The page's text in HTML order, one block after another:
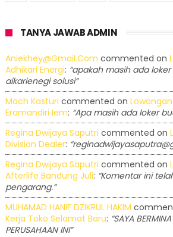
TANYA JAWAB ADMIN
Aniekhey@gmail.com commented on
Adhikari Energi: “apakah masih ada
aikarienegi solusi”
Moch Kasturi commented on
Eramandiri Iem: “Apa masih ada loker
Regina Dwijaya Saputri commented on
Division Dealer:
Regina Dwijaya Saputri commented on
Afterlife Bandung Juli: “Komentar ini
pengarang.”
MUHAMAD HANIF DZIKRUL HAKIM
Kerja Toko Selamat Baru: “SAYA
PERUSAHAAN INI”